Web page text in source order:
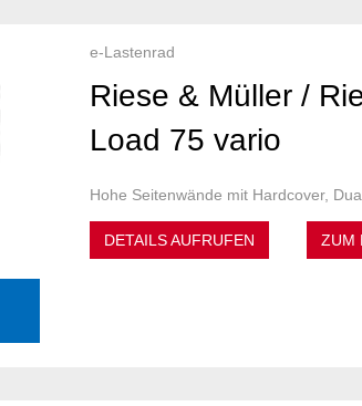
e-Lastenrad
Riese & Müller /
Load 75 vario
Hohe Seitenwände mit Hardcover,
DETAILS AUFRUFEN ZUM